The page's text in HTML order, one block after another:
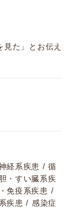
た」とお伝え
経系疾患 / 循
・すい臓系疾
免疫系疾患 /
疾患 / 感染症